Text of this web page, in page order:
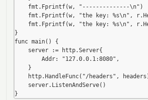
}
func main() {